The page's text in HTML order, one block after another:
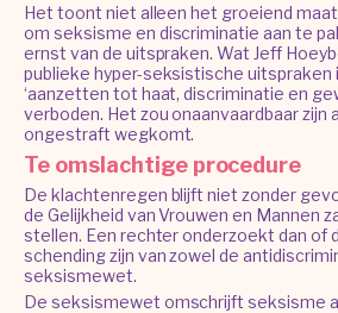
Het toont niet alleen het groeiend
om seksisme en discriminatie aan te
ernst van de uitspraken. Wat Jeff
publieke hyper-seksistische uitspraken
‘aanzetten tot haat, discriminatie en
verboden. Het zou onaanvaardbaar zijn
ongestraft wegkomt.
Te omslachtige procedure
De klachtenregen blijft niet zonder
de Gelijkheid van Vrouwen en Mannen
stellen. Een rechter onderzoekt dan of
schending zijn van zowel de
seksismewet.
De seksismewet omschrijft seksisme